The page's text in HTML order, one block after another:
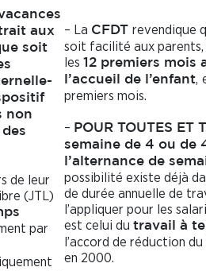
aux
soit
non
de leur
(JTL)
par
– La CFDT revendique
soit facilité aux parents,
les 12 premiers mois
l’accueil de l’enfant,
premiers mois.
– POUR TOUTES ET
semaine de 4 ou de
l’alternance de
possibilité existe déjà
de durée annuelle de
l’appliquer pour les
est celui du travail à
l’accord de réduction
en 2000.